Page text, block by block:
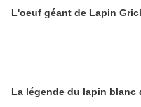
L'oeuf géant de Lapin
La légende du lapin blanc